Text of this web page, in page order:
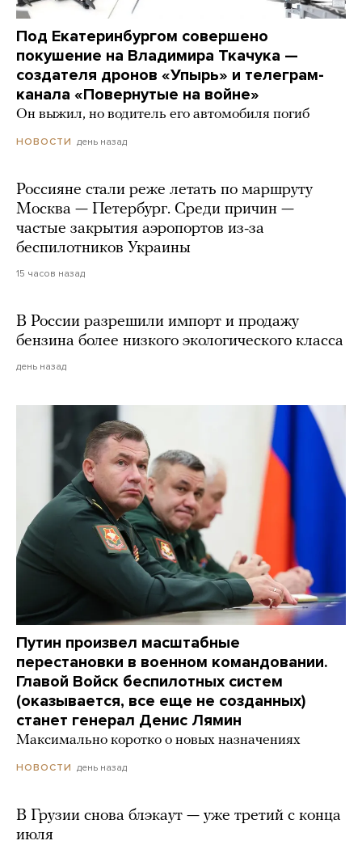
Под Екатеринбургом совершено
покушение на Владимира Ткачука —
создателя дронов «Упырь» и телеграм-
канала «Повернутые на войне»
Он выжил, но водитель его автомобиля погиб
НОВОСТИ день назад
Россияне стали реже летать по маршруту
Москва — Петербург. Среди причин —
частые закрытия аэропортов из-за
беспилотников Украины
15 часов назад
В России разрешили импорт и продажу
бензина более низкого экологического класса
день назад
Путин произвел масштабные
перестановки в военном командовании.
Главой Войск беспилотных систем
(оказывается, все еще не созданных)
станет генерал Денис Лямин
Максимально коротко о новых назначениях
НОВОСТИ день назад
В Грузии снова блэкаут — уже третий с конца
июля